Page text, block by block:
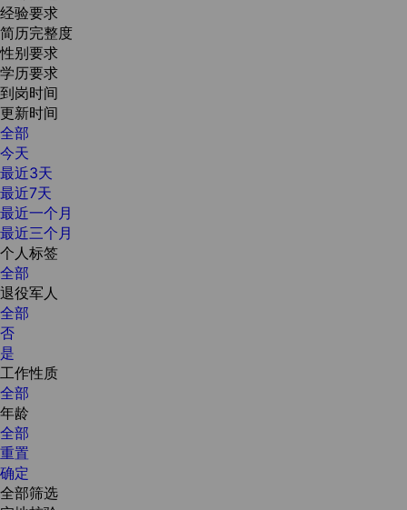
经验要求
简历完整度
性别要求
学历要求
到岗时间
更新时间
全部
今天
最近3天
最近7天
最近一个月
最近三个月
个人标签
全部
退役军人
全部
否
是
工作性质
全部
年龄
全部
重置
确定
全部筛选